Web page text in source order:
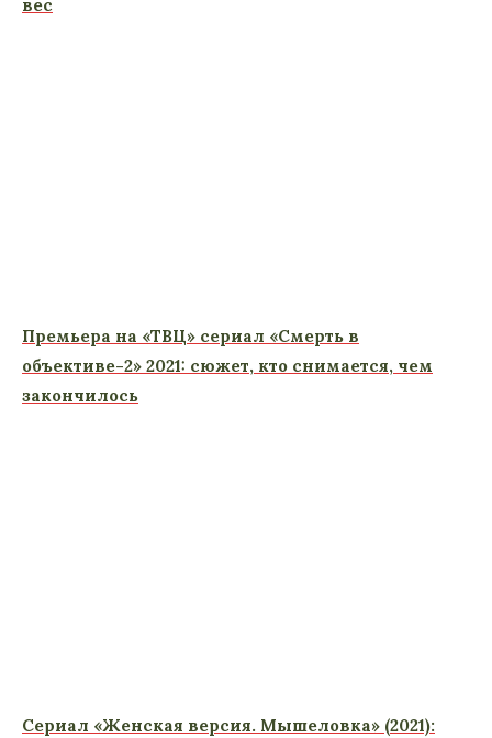
вес
Премьера на «ТВЦ» сериал «Смерть в
объективе-2» 2021: сюжет, кто снимается, чем
закончилось
Сериал «Женская версия. Мышеловка» (2021):